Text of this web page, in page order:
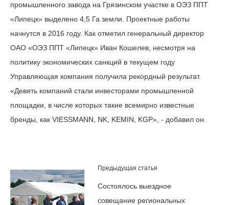
промышленного завода на Грязинском участке в ОЭЗ ППТ
«Липецк» выделено 4,5 Га земли. Проектные работы
начнутся в 2016 году. Как отметил генеральный директор
ОАО «ОЭЗ ППТ «Липецк» Иван Кошелев, несмотря на
политику экономических санкций в текущем году
Управляющая компания получила рекордный результат.
«Девять компаний стали инвесторами промышленной
площадки, в числе которых такие всемирно известные
бренды, как VIESSMANN, NK, KEMIN, KGP», - добавил он.
Предыдущая статья
Состоялось выездное
совещание региональных